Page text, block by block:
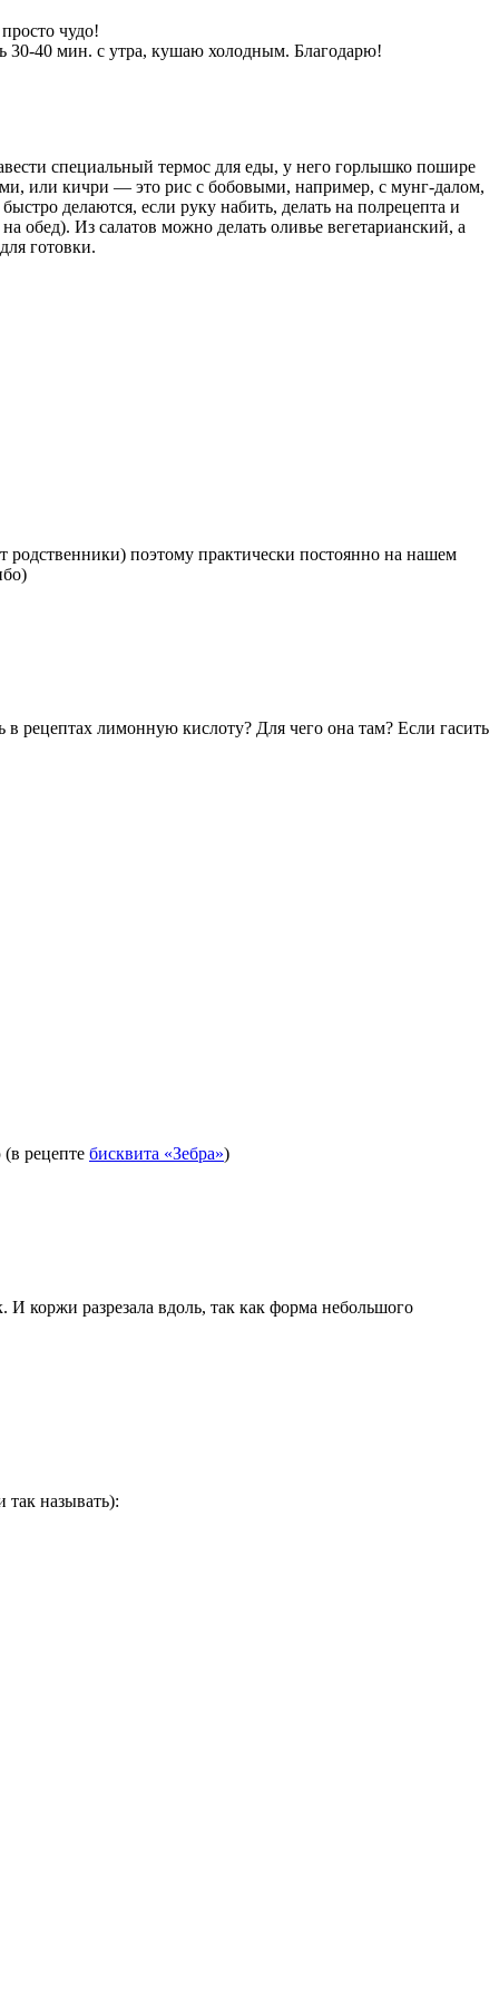
чудо!
30-40 мин. с утра, кушаю холодным. Благодарю!
специальный термос для еды, у него горлышко пошире
или кичри — это рис с бобовыми, например, с мунг-далом,
делаются, если руку набить, делать на полрецепта и
обед). Из салатов можно делать оливье вегетарианский, а
готовки.
поэтому практически постоянно на нашем
лимонную кислоту? Для чего она там? Если гасить
рецепте бисквита «Зебра»)
И коржи разрезала вдоль, так как форма небольшого
называть):